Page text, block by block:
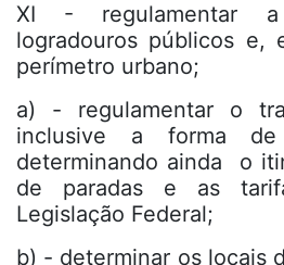
XI - regulamentar
logradouros públicos e,
perímetro urbano;
a) - regulamentar o
inclusive a forma de
determinando ainda o
de paradas e as
Legislação Federal;
b) - determinar os locais